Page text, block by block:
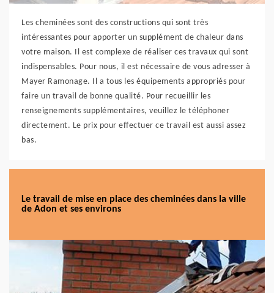
Les cheminées sont des constructions qui sont très
intéressantes pour apporter un supplément de chaleur dans
votre maison. Il est complexe de réaliser ces travaux qui sont
indispensables. Pour nous, il est nécessaire de vous adresser à
Mayer Ramonage. Il a tous les équipements appropriés pour
faire un travail de bonne qualité. Pour recueillir les
renseignements supplémentaires, veuillez le téléphoner
directement. Le prix pour effectuer ce travail est aussi assez
bas.
Le travail de mise en place des cheminées dans la ville
de Adon et ses environs